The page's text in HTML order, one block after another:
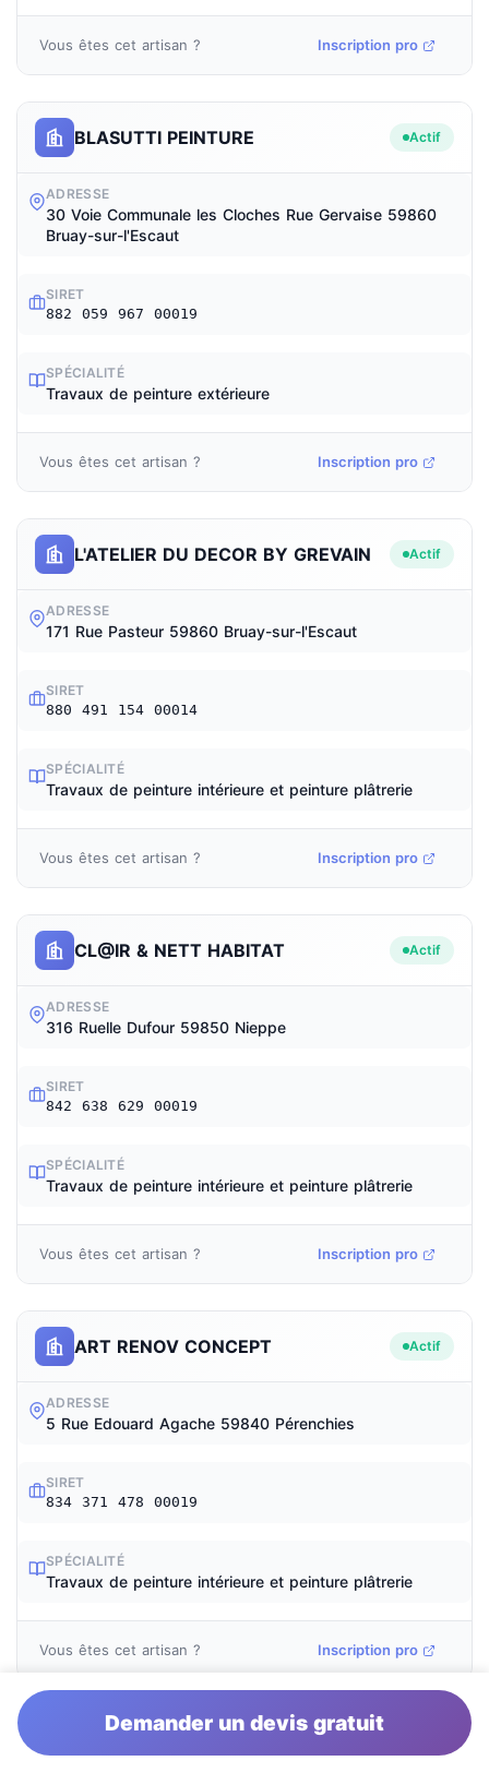
Vous êtes cet artisan ? Inscription pro
BLASUTTI PEINTURE Actif
ADRESSE
30 Voie Communale les Cloches Rue Gervaise 59860
Bruay-sur-l'Escaut
SIRET
882 059 967 00019
SPÉCIALITÉ
Travaux de peinture extérieure
Vous êtes cet artisan ? Inscription pro
L'ATELIER DU DECOR BY GREVAIN Actif
ADRESSE
171 Rue Pasteur 59860 Bruay-sur-l'Escaut
SIRET
880 491 154 00014
SPÉCIALITÉ
Travaux de peinture intérieure et peinture plâtrerie
Vous êtes cet artisan ? Inscription pro
CL@IR & NETT HABITAT Actif
ADRESSE
316 Ruelle Dufour 59850 Nieppe
SIRET
842 638 629 00019
SPÉCIALITÉ
Travaux de peinture intérieure et peinture plâtrerie
Vous êtes cet artisan ? Inscription pro
ART RENOV CONCEPT Actif
ADRESSE
5 Rue Edouard Agache 59840 Pérenchies
SIRET
834 371 478 00019
SPÉCIALITÉ
Travaux de peinture intérieure et peinture plâtrerie
Vous êtes cet artisan ? Inscription pro
ENTREPRISE BOUREAU RICHARD
Demander un devis gratuit